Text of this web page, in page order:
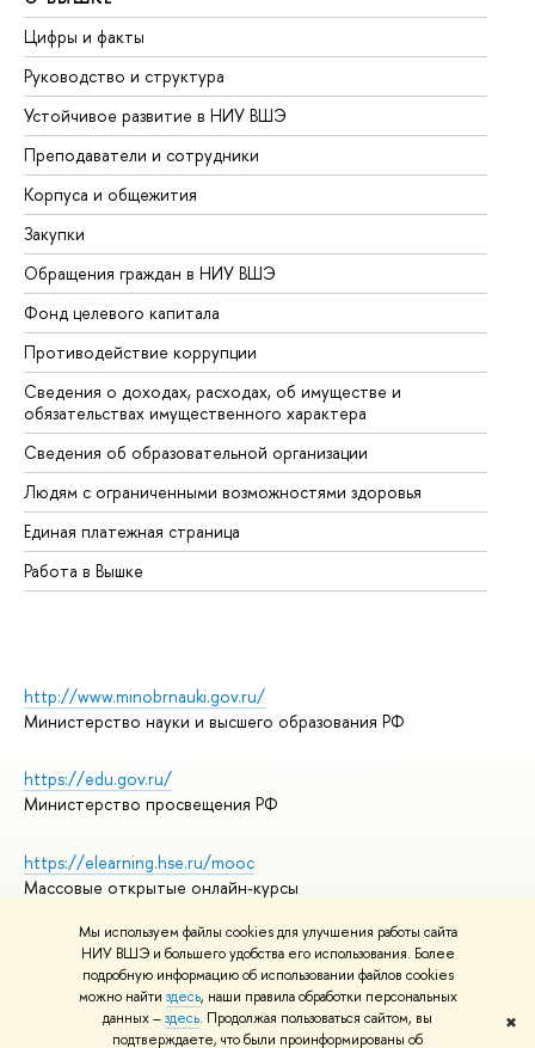
Мы используем файлы cookies для улучшения работы сайта
НИУ ВШЭ и большего удобства его использования. Более
подробную информацию об использовании файлов cookies
можно найти здесь, наши правила обработки персональных
данных –здесь. Продолжая пользоваться сайтом, вы
подтверждаете, что были проинформированы об
✖
Цифры и факты
Руководство и структура
Устойчивое развитие в НИУ ВШЭ
Преподаватели и сотрудники
Корпуса и общежития
Закупки
Обращения граждан в НИУ ВШЭ
Фонд целевого капитала
Противодействие коррупции
Сведения о доходах, расходах, об имуществе и
обязательствах имущественного характера
Сведения об образовательной организации
Людям с ограниченными возможностями здоровья
Единая платежная страница
Работа в Вышке
http://www.minobrnauki.gov.ru/
Министерство науки и высшего образования РФ
https://edu.gov.ru/
Министерство просвещения РФ
https://elearning.hse.ru/mooc
Массовые открытые онлайн-курсы
© НИУ ВШЭ 1993–2026
Адреса и контакты
Условия использования материалов
Политика конфиденциальности